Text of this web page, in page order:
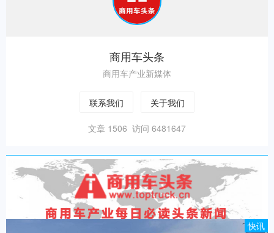
商用车头条
商用车产业新媒体
联系我们 关于我们
文章 1506 访问 6481647
快讯